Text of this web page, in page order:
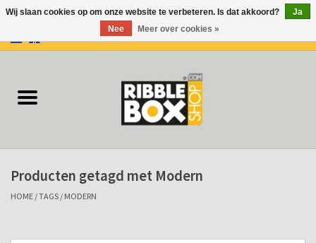
Ringbanden/Mappen
Flip-overs
Ringband Flip-overs
Producten getagd met Modern
HOME /TAGS / MODERN
Wij slaan cookies op om onze website te verbeteren. Is dat akkoord?
Ja
Nee
Meer over cookies »